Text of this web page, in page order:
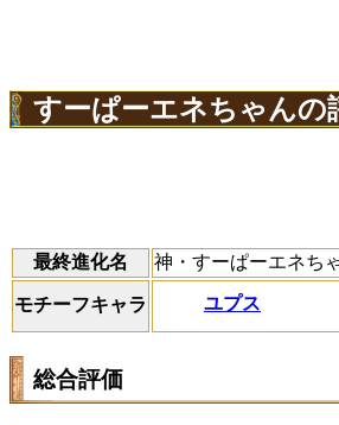
すーぱーエネちゃんの
最終進化名 神・すーぱーエネち
モチーフキャラ ユプス
総合評価